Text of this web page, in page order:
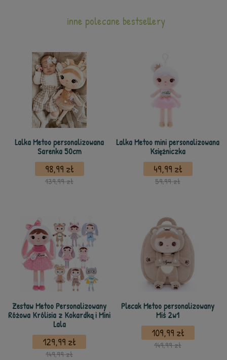
inne polecane bestsellery
Lalka Metoo personalizowana
Sarenka 50cm
98,99 zł
139,99 zł
Lalka Metoo mini personalizowana
Księżniczka
49,99 zł
59,99 zł
Zestaw Metoo Personalizowany
Różowa Królisia z Kokardką i Mini
Lala
129,99 zł
149,99 zł
Plecak Metoo personalizowany
Miś 2w1
109,99 zł
149,99 zł